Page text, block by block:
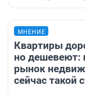
МНЕНИЕ
Квартиры
но дешевеют:
рынок
сейчас такой